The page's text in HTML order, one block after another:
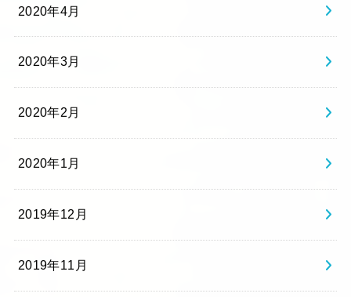
2020年4月
2020年3月
2020年2月
2020年1月
2019年12月
2019年11月